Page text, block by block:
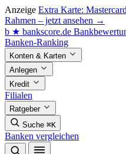
Anzeige Extra Karte:
Rahmen – jetzt ansehen →
b ★ bankscore.de
Banken-Ranking
Konten & Karten
Anlegen
Kredit
Filialen
Ratgeber
Suche ⌘K
Banken vergleichen